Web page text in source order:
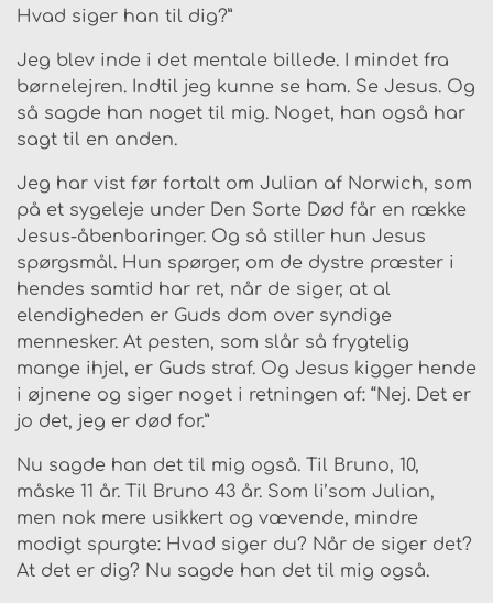
Hvad siger han til dig?”
Jeg blev inde i det mentale billede. I mindet fra
børnelejren. Indtil jeg kunne se ham. Se Jesus. Og
så sagde han noget til mig. Noget, han også har
sagt til en anden.
Jeg har vist før fortalt om Julian af Norwich, som
på et sygeleje under Den Sorte Død får en række
Jesus-åbenbaringer. Og så stiller hun Jesus
spørgsmål. Hun spørger, om de dystre præster i
hendes samtid har ret, når de siger, at al
elendigheden er Guds dom over syndige
mennesker. At pesten, som slår så frygtelig
mange ihjel, er Guds straf. Og Jesus kigger hende
i øjnene og siger noget i retningen af: “Nej. Det er
jo det, jeg er død for.”
Nu sagde han det til mig også. Til Bruno, 10,
måske 11 år. Til Bruno 43 år. Som li’som Julian,
men nok mere usikkert og vævende, mindre
modigt spurgte: Hvad siger du? Når de siger det?
At det er dig? Nu sagde han det til mig også.